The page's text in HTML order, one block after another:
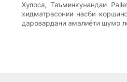
Хулоса, Таъминкунандаи
хидматрасонии насби
даровардани амалиёти шумо